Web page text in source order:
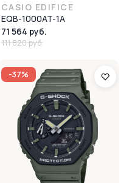
CASIO EDIFICE
EQB-1000AT-1A
71 564 руб.
111 820 руб.
-37%